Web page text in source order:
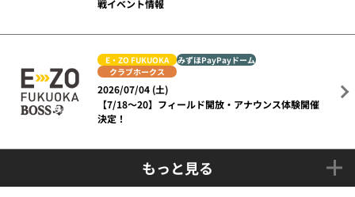
戦イベント情報
E・ZO FUKUOKA
みずほPayPayドーム
クラブホークス
2026/07/04 (土)
【7/18～20】フィールド開放・アナウンス体験開催
決定！
もっと見る